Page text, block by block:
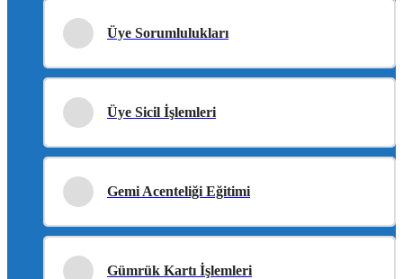
Üye Sorumlulukları
Üye Sicil İşlemleri
Gemi Acenteliği Eğitimi
Gümrük Kartı İşlemleri